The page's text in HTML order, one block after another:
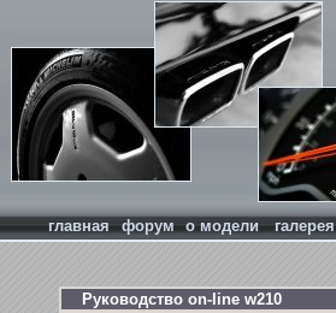
главная форум о модели галерея
Руководство on-line w210